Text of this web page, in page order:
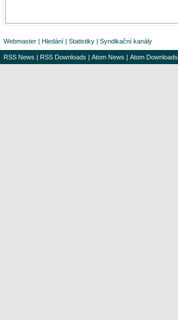
Webmaster | Hledání | Statistiky | Syndikační kanály
RSS News | RSS Downloads | Atom News | Atom Downloads